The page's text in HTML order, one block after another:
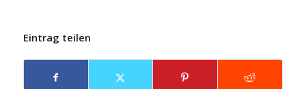
Eintrag teilen